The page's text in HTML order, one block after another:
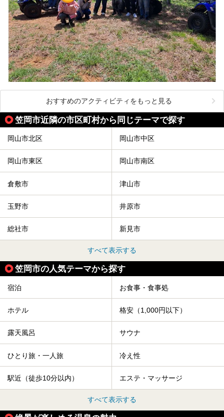
おすすめのアクティビティをもっと見る
笠岡市近隣の市区町村から同じテーマで探す
岡山市北区 岡山市中区
岡山市東区 岡山市南区
倉敷市 津山市
玉野市 井原市
総社市 新見市
すべて表示する
笠岡市の人気テーマから探す
宿泊 お食事・食事処
ホテル 格安（1,000円以下）
露天風呂 サウナ
ひとり旅・一人旅 冷え性
駅近（徒歩10分以内） エステ・マッサージ
すべて表示する